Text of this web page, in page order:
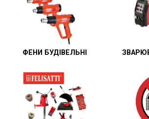
ФЕНИ БУДІВЕЛЬНІ